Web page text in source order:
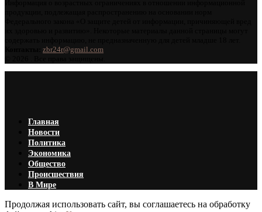
zbr24r@gmail.com
Главная
Новости
Политика
Экономика
Общество
Происшествия
В Мире
Продолжая использовать сайт, вы соглашаетесь на обработку